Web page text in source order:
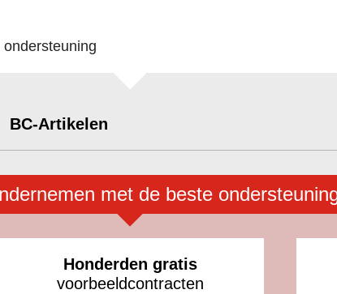
ondersteuning
BC-Artikelen
met de beste
Honderden gratis
voorbeeldcontracten